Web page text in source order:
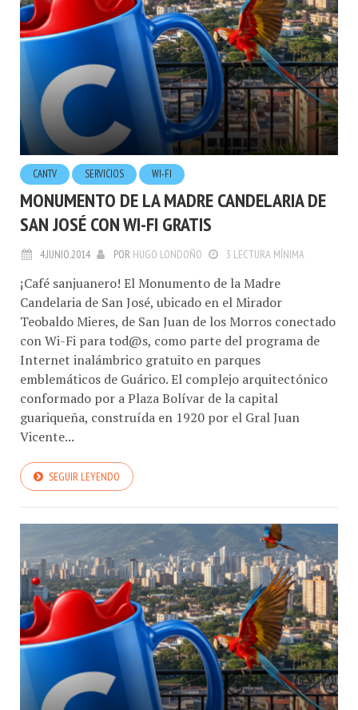
CANTV SERVICIOS WI-FI
MONUMENTO DE LA MADRE CANDELARIA DE
SAN JOSÉ CON WI-FI GRATIS
Candelaria de San José, ubicado en el Mirador
Teobaldo Mieres, de San Juan de los Morros conectado
con Wi-Fi para tod@s, como parte del programa de
Internet inalámbrico gratuito en parques
emblemáticos de Guárico. El complejo arquitectónico
conformado por a Plaza Bolívar de la capital
guariqueña, construída en 1920 por el Gral Juan
Vicente...
SEGUIR LEYENDO